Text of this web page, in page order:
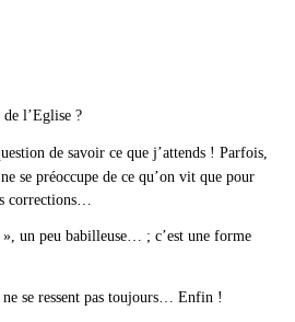
l’Eglise ?
de savoir ce que j’attends ! Parfois,
se préoccupe de ce qu’on vit que pour
corrections…
», un peu babilleuse… ; c’est une forme
se ressent pas toujours… Enfin !